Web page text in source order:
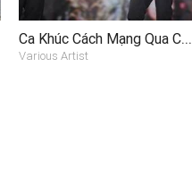
Ca Khúc Cách Mạng Qua Các Bản Phối Mới
Various Artist